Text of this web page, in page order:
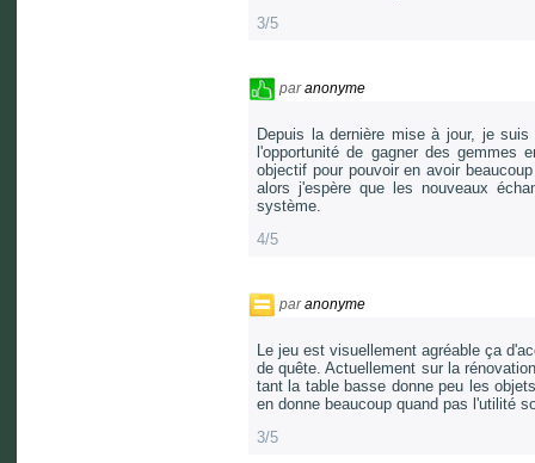
3/5
paranonyme
Depuis la dernière mise à jour, je
l'opportunité de gagner des
objectif pour pouvoir en avoir
alors j'espère que les nouveaux
système.
4/5
paranonyme
Le jeu est visuellement agréable ça
de quête. Actuellement sur la
tant la table basse donne peu les
en donne beaucoup quand pas l'utilité
3/5